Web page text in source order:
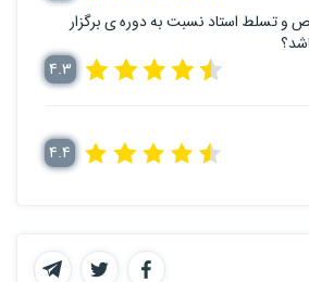
و تسلط استاد نسبت به دوره ی برگزار
4.3
4.4